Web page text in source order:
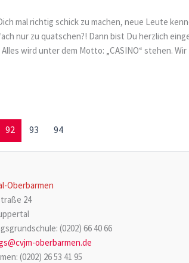
mal richtig schick zu machen, neue Leute
nur zu quatschen?! Dann bist Du herzlich
wird unter dem Motto: „CASINO“ stehen.
92 93 94
Oberbarmen
24
(0202) 66 40 66
oberbarmen.de
(0202) 26 53 41 95